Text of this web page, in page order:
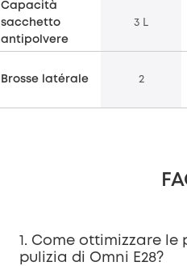
Capacità
sacchetto
antipolvere
3 L
Brosse latérale 2
1. Come ottimizzare le
pulizia di Omni E28?